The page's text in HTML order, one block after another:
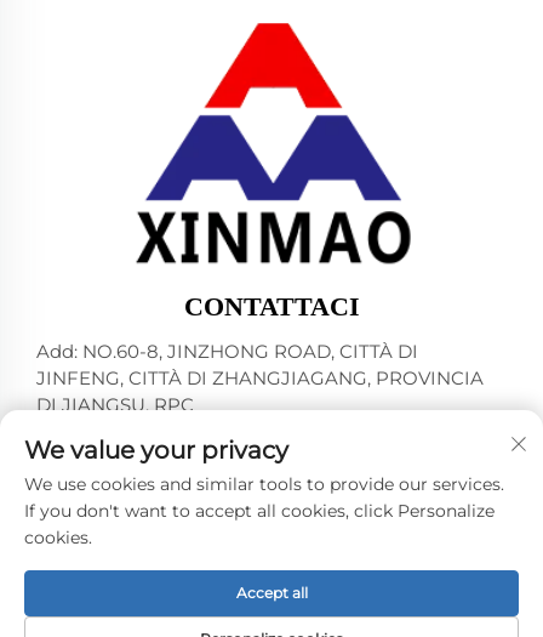
CONTATTACI
Add: NO.60-8, JINZHONG ROAD, CITTÀ DI
JINFENG, CITTÀ DI ZHANGJIAGANG, PROVINCIA
DI JIANGSU, RPC
Tel: +86-13145032343
E-mail:[email protected]
Copyright © 2024 by ZHANGJIAGANG CITY XINMAO
DRINK MACHINERY CO.,LTD. -Informativa sulla privacy
We value your privacy
We use cookies and similar tools to provide our services.
If you don't want to accept all cookies, click Personalize
cookies.
Accept all